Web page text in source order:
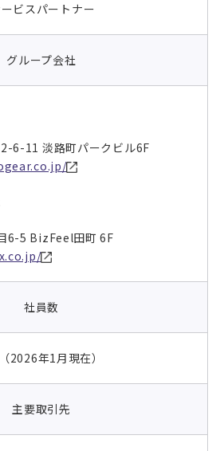
ビスパートナー
グループ会社
6-11 淡路町パークビル6F
6-5 BizFeel田町 6F
社員数
2026年1月現在）
主要取引先